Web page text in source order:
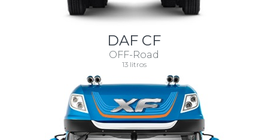
DAF CF
OFF-Road
13 litros